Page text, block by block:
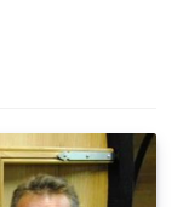
existe, une
sacrée ville la plus